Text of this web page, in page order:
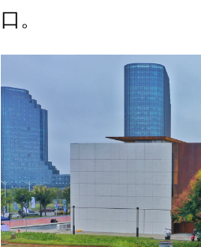
口。